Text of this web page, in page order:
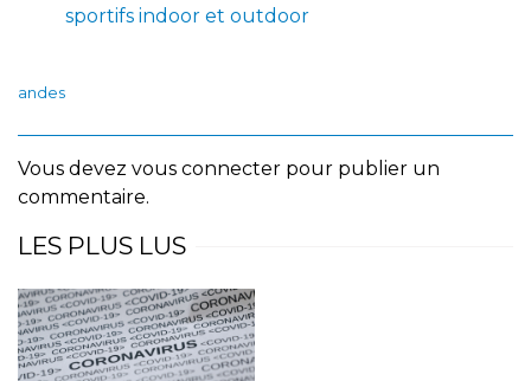
sportifs indoor et outdoor
andes
Vous devez vous connecter pour publier un
commentaire.
LES PLUS LUS